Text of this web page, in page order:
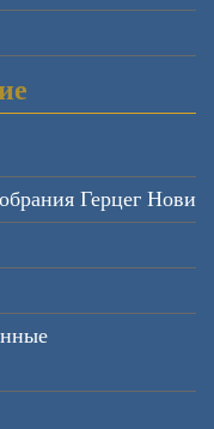
Герцег Нови